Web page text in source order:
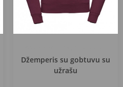
Džemperis su gobtuvu su
užrašu